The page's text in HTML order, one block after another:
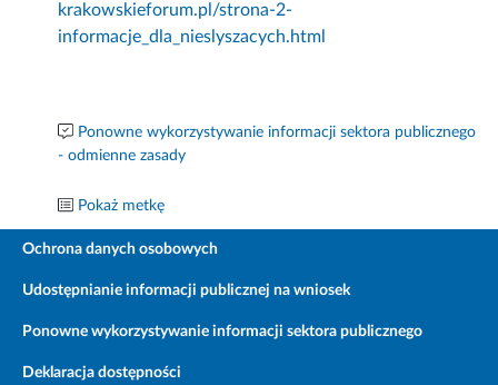
krakowskieforum.pl/strona-2-
informacje_dla_nieslyszacych.html
Ponowne wykorzystywanie informacji sektora publicznego
- odmienne zasady
Pokaż metkę
Ochrona danych osobowych
Udostępnianie informacji publicznej na wniosek
Ponowne wykorzystywanie informacji sektora publicznego
Deklaracja dostępności